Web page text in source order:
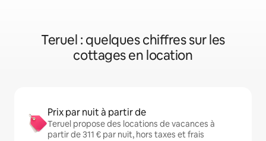
Teruel : quelques chiffres sur les
cottages en location
Prix par nuit à partir de
Teruel propose des locations de vacances à
partir de 311 € par nuit, hors taxes et frais